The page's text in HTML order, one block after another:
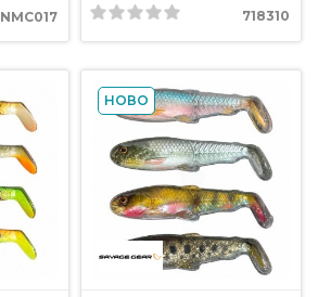
NMC017 718310
НОВО